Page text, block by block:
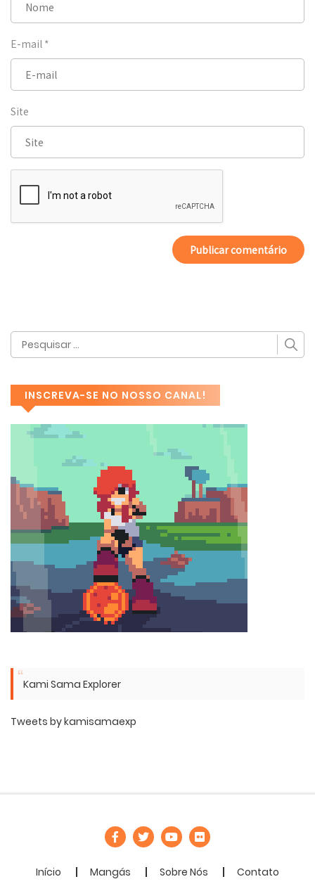
E-mail *
Site
INSCREVA-SE NO NOSSO CANAL!
Kami Sama Explorer
Tweets by kamisamaexp
Início Mangás Sobre Nós Contato